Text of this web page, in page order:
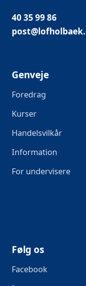
40 35 99 86
Genveje
Foredrag
Kurser
Handelsvilkår
Information
For undervisere
Følg os
Facebook